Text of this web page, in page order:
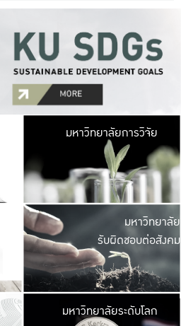
มหาวิ
มีพื้นที่เขียวสดใส
เป็นป่าในเมือง เกษต
มหาวิทยาลัยการวิจัย
มหาวิ
ค
เปิดประ
และพบเรื่องราวใ
มหาวิทยาลัย
รับผิดชอบต่อสังคม
มหาวิ
มหาวิทยาลัยระดับโลก